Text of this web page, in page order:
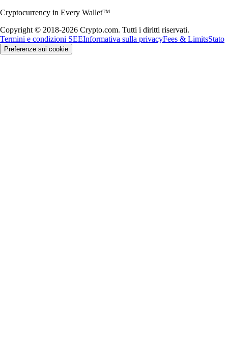
Cryptocurrency in Every Wallet™
Copyright © 2018-2026 Crypto.com. Tutti i diritti riservati.
Termini e condizioni SEEInformativa sulla privacyFees & LimitsStato
Preferenze sui cookie